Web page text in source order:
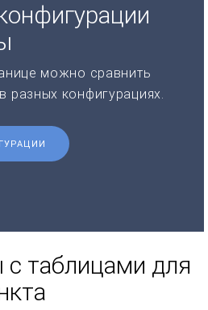
можно сравнить
разных конфигурациях.
таблицами для